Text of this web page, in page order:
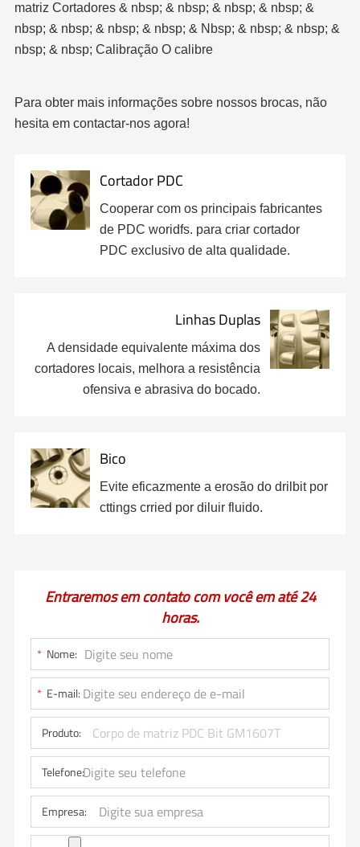
matriz Cortadores & nbsp; & nbsp; & nbsp; & nbsp; &
nbsp; & nbsp; & nbsp; & nbsp; & Nbsp; & nbsp; & nbsp; &
nbsp; & nbsp; Calibração O calibre
Para obter mais informações sobre nossos brocas, não
hesita em contactar-nos agora!
Cortador PDC
Cooperar com os principais fabricantes
de PDC woridfs. para criar cortador
PDC exclusivo de alta qualidade.
Linhas Duplas
A densidade equivalente máxima dos
cortadores locais, melhora a resistência
ofensiva e abrasiva do bocado.
Bico
Evite eficazmente a erosão do drilbit por
cttings crried por diluir fluido.
Entraremos em contato com você em até 24
horas.
* Nome:
* E-mail:
Produto:
Telefone:
Empresa: